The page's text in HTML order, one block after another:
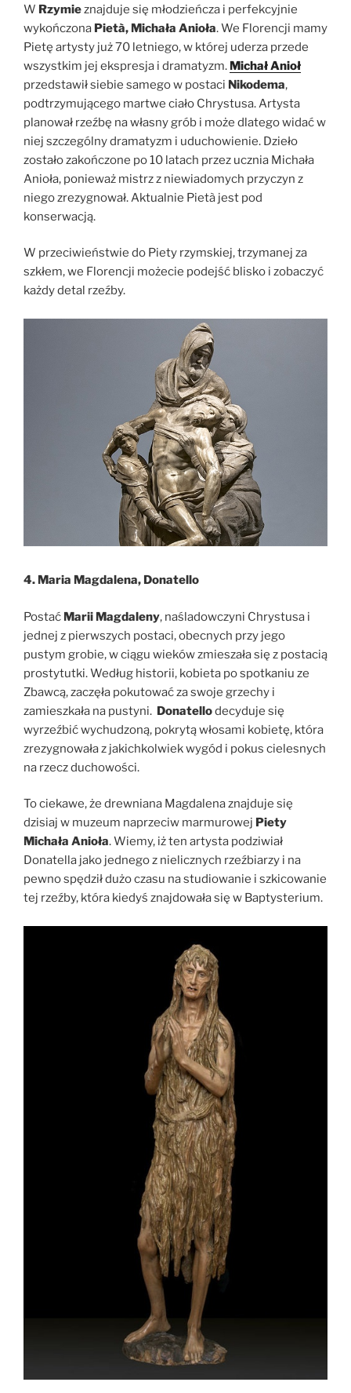
W Rzymieznajduje się młodzieńcza i perfekcyjnie
wykończona Pietà, Michała Anioła. We Florencji mamy
Pietę artysty już 70 letniego, w której uderza przede
wszystkim jej ekspresja i dramatyzm. Michał Anioł
przedstawił siebie samego w postaci Nikodema,
podtrzymującego martwe ciało Chrystusa. Artysta
planował rzeźbę na własny grób i może dlatego widać w
niej szczególny dramatyzm i uduchowienie. Dzieło
zostało zakończone po 10 latach przez ucznia Michała
Anioła, ponieważ mistrz z niewiadomych przyczyn z
niego zrezygnował. Aktualnie Pietà jest pod
konserwacją.
W przeciwieństwie do Piety rzymskiej, trzymanej za
szkłem, we Florencji możecie podejść blisko i zobaczyć
każdy detal rzeźby.
4. Maria Magdalena, Donatello
Postać Marii Magdaleny, naśladowczyni Chrystusa i
jednej z pierwszych postaci, obecnych przy jego
pustym grobie, w ciągu wieków zmieszała się z postacią
prostytutki. Według historii, kobieta po spotkaniu ze
Zbawcą, zaczęła pokutować za swoje grzechy i
zamieszkała na pustyni. Donatellodecyduje się
wyrzeźbić wychudzoną, pokrytą włosami kobietę, która
zrezygnowała z jakichkolwiek wygód i pokus cielesnych
na rzecz duchowości.
To ciekawe, że drewniana Magdalena znajduje się
dzisiaj w muzeum naprzeciw marmurowej Piety
Michała Anioła. Wiemy, iż ten artysta podziwiał
Donatella jako jednego z nielicznych rzeźbiarzy i na
pewno spędził dużo czasu na studiowanie i szkicowanie
tej rzeźby, która kiedyś znajdowała się w Baptysterium.